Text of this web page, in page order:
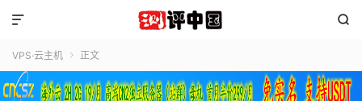


VPS·云主机  正文